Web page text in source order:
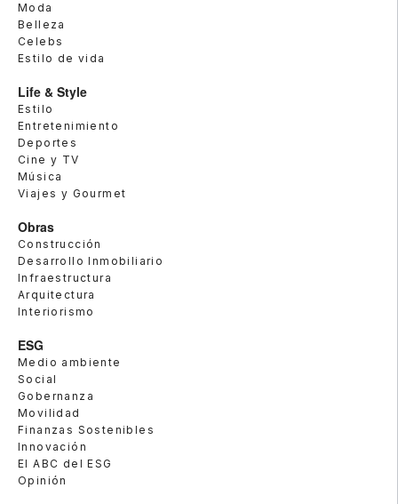
Moda
Belleza
Celebs
Estilo de vida
Life & Style
Estilo
Entretenimiento
Deportes
Cine y TV
Música
Viajes y Gourmet
Obras
Construcción
Desarrollo Inmobiliario
Infraestructura
Arquitectura
Interiorismo
ESG
Medio ambiente
Social
Gobernanza
Movilidad
Finanzas Sostenibles
Innovación
El ABC del ESG
Opinión